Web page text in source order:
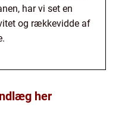
har vi set en
og rækkevidde af
her